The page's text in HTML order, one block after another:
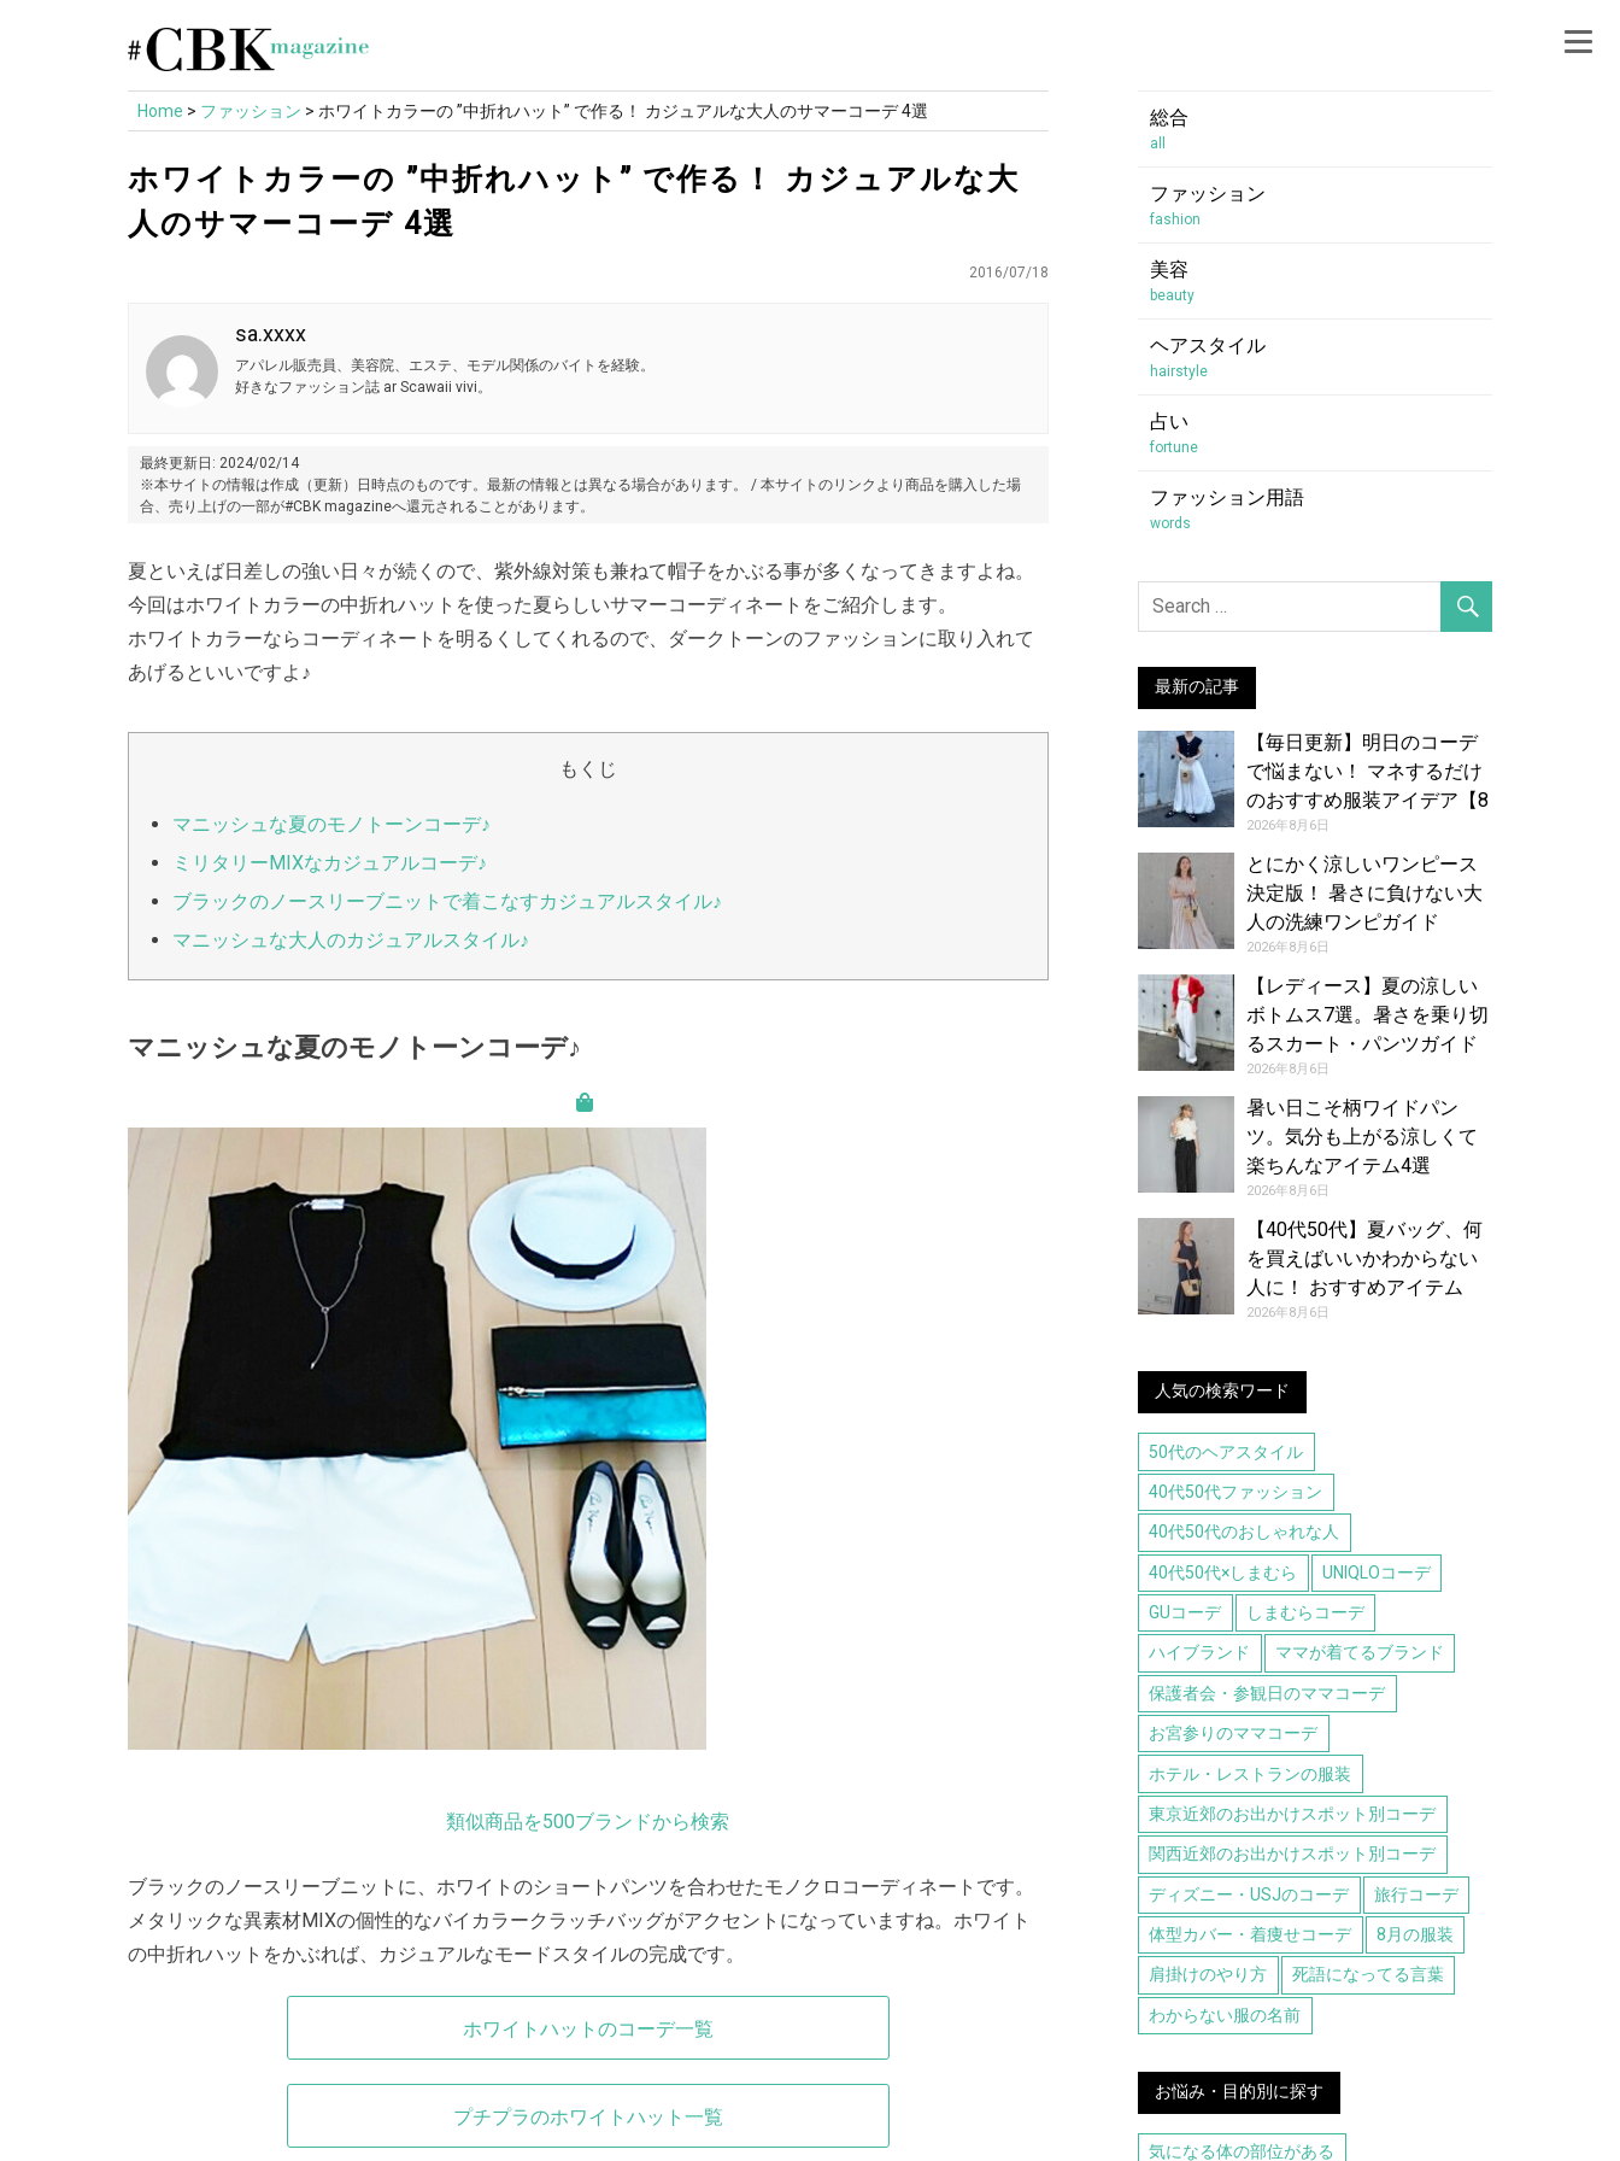
content
Home > ファッション > ホワイトカラーの ”中折れハット” で作る！ カジュアルな大人のサマーコーデ 4選
ホワイトカラーの ”中折れハット” で作る！ カジュアルな大
人のサマーコーデ 4選
2016/07/18
sa.xxxx
アパレル販売員、美容院、エステ、モデル関係のバイトを経験。
好きなファッション誌 ar Scawaii vivi。
最終更新日: 2024/02/14
※本サイトの情報は作成（更新）日時点のものです。最新の情報とは異なる場合があります。 / 本サイトのリンクより商品を購入した場
合、売り上げの一部が#CBK magazineへ還元されることがあります。
夏といえば日差しの強い日々が続くので、紫外線対策も兼ねて帽子をかぶる事が多くなってきますよね。
今回はホワイトカラーの中折れハットを使った夏らしいサマーコーディネートをご紹介します。
ホワイトカラーならコーディネートを明るくしてくれるので、ダークトーンのファッションに取り入れて
あげるといいですよ♪
もくじ
マニッシュな夏のモノトーンコーデ♪
ミリタリーMIXなカジュアルコーデ♪
ブラックのノースリーブニットで着こなすカジュアルスタイル♪
マニッシュな大人のカジュアルスタイル♪
マニッシュな夏のモノトーンコーデ♪
類似商品を500ブランドから検索
ブラックのノースリーブニットに、ホワイトのショートパンツを合わせたモノクロコーディネートです。
メタリックな異素材MIXの個性的なバイカラークラッチバッグがアクセントになっていますね。ホワイト
の中折れハットをかぶれば、カジュアルなモードスタイルの完成です。
ホワイトハットのコーデ一覧
プチプラのホワイトハット一覧
総合
all
ファッション
fashion
美容
beauty
ヘアスタイル
hairstyle
占い
fortune
ファッション用語
words
最新の記事
【毎日更新】明日のコーデ
で悩まない！ マネするだけ
のおすすめ服装アイデア【8
月7日夏】
2026年8月6日
とにかく涼しいワンピース
決定版！ 暑さに負けない大
人の洗練ワンピガイド
2026年8月6日
【レディース】夏の涼しい
ボトムス7選。暑さを乗り切
るスカート・パンツガイド
2026年8月6日
暑い日こそ柄ワイドパン
ツ。気分も上がる涼しくて
楽ちんなアイテム4選
2026年8月6日
【40代50代】夏バッグ、何
を買えばいいかわからない
人に！ おすすめアイテム
（8/6号）
2026年8月6日
人気の検索ワード
50代のヘアスタイル
40代50代ファッション
40代50代のおしゃれな人
40代50代×しまむら UNIQLOコーデ
GUコーデ しまむらコーデ
ハイブランド ママが着てるブランド
保護者会・参観日のママコーデ
お宮参りのママコーデ
ホテル・レストランの服装
東京近郊のお出かけスポット別コーデ
関西近郊のお出かけスポット別コーデ
ディズニー・USJのコーデ 旅行コーデ
体型カバー・着痩せコーデ 8月の服装
肩掛けのやり方 死語になってる言葉
わからない服の名前
お悩み・目的別に探す
気になる体の部位がある